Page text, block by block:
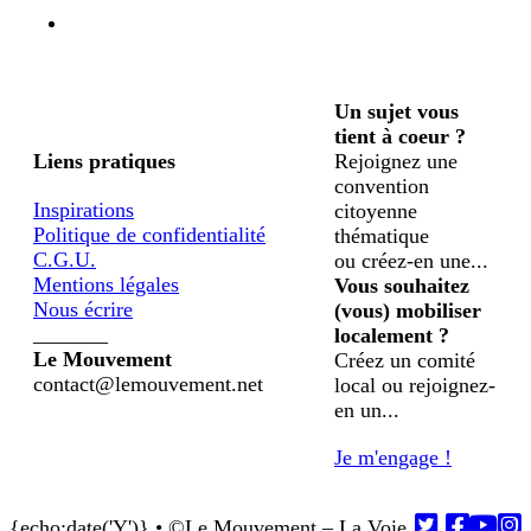
Liens pratiques
Inspirations
Politique de confidentialité
C.G.U.
Mentions légales
Nous écrire
Le Mouvement
contact@lemouvement.net
Un sujet vous
tient à coeur ?
Rejoignez une
convention
citoyenne
thématique
ou créez-en une...
Vous souhaitez
(vous) mobiliser
localement ?
Créez un comité
local ou rejoignez-
en un...
Je m'engage !